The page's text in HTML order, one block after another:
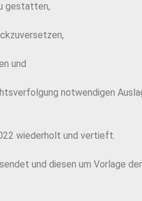
gestatten,
und
notwendigen
wiederholt und vertieft.
und diesen um Vorlage